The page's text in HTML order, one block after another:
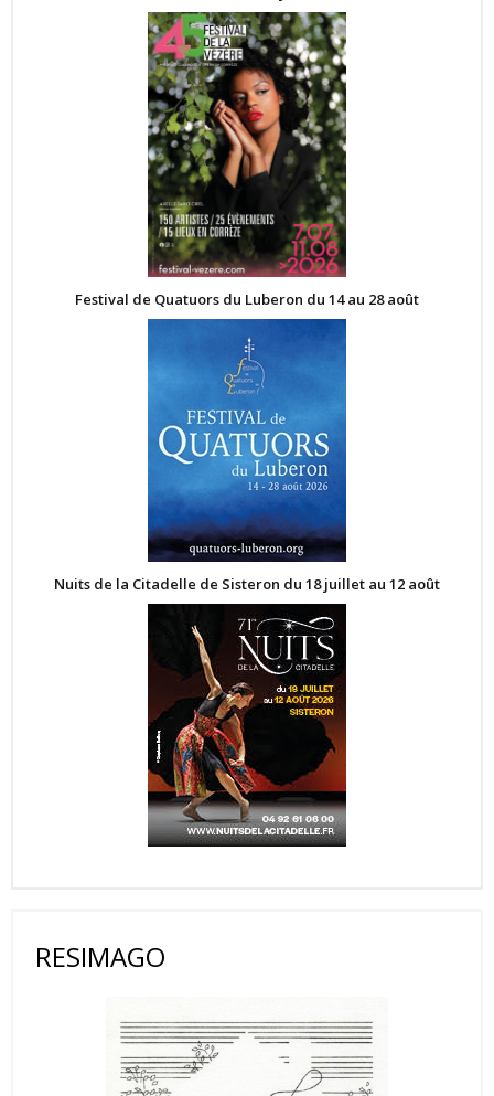
Festival de Quatuors du Luberon du 14 au 28 août
Nuits de la Citadelle de Sisteron du 18 juillet au 12 août
RESIMAGO